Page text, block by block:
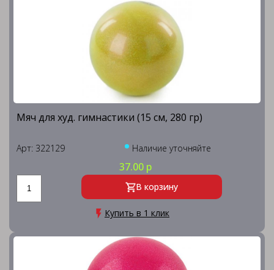
Мяч для худ. гимнастики (15 см, 280 гр)
Арт: 322129 Наличие уточняйте
37.00 р
В корзину
Купить в 1 клик